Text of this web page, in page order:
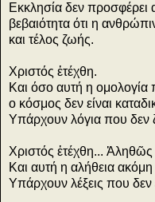
Εκκλησία δεν προσφέρει
βεβαιότητα ότι η
και τέλος ζωής.
Χριστός ἐτέχθη.
Και όσο αυτή η ομολογία
ο κόσμος δεν είναι
Υπάρχουν λόγια που δεν
Χριστός ἐτέχθη... Ἀληθῶς
Και αυτή η αλήθεια
Υπάρχουν λέξεις που δεν